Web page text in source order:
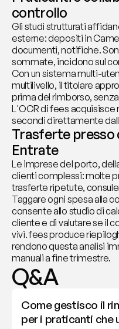
controllo
Gli studi strutturati
esterne: depositi in
documenti, notifiche.
sommate, incidono sul
Con un sistema multi-
multilivello, il titolare
prima del rimborso,
L'OCR di fees
secondi direttamente
Trasferte presso
Entrate
Le imprese del porto,
clienti complessi: molte
trasferte ripetute,
Taggare ogni spesa alla
consente allo studio di
cliente e di valutare se il
vivi. fees produce
rendono questa analisi
manuali a fine trimestre.
Q&A
Come gestisco il
per i praticanti che